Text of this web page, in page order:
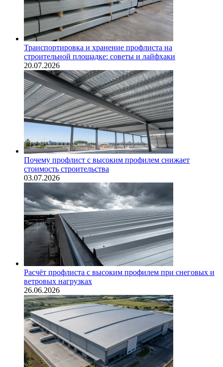
Транспортировка и хранение профлиста на
строительной площадке: советы и лайфхаки
20.07.2026
Почему профлист с высоким профилем снижает
стоимость строительства
03.07.2026
Расчёт профлиста с высоким профилем при снеговых и
ветровых нагрузках
26.06.2026